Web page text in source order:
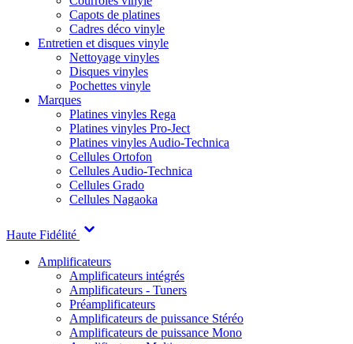
Capots de platines
Cadres déco vinyle
Entretien et disques vinyle
Nettoyage vinyles
Disques vinyles
Pochettes vinyle
Marques
Platines vinyles Rega
Platines vinyles Pro-Ject
Platines vinyles Audio-Technica
Cellules Ortofon
Cellules Audio-Technica
Cellules Grado
Cellules Nagaoka
Haute Fidélité
Amplificateurs
Amplificateurs intégrés
Amplificateurs - Tuners
Préamplificateurs
Amplificateurs de puissance Stéréo
Amplificateurs de puissance Mono